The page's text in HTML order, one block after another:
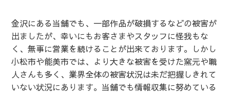
金沢にある当舗でも、一部作品が破損するなどの被害が
出ましたが、幸いにもお客さまやスタッフに怪我もな
く、無事に営業を続けることが出来ております。しかし
小松市や能美市では、より大きな被害を受けた窯元や職
人さんも多く、業界全体の被害状況は未だ把握しきれて
いない状況にあります。当舗でも情報収集に努めている